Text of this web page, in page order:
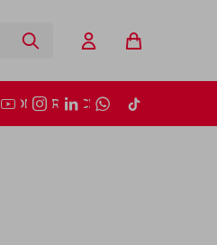
CONSTRUCCIÓN
    